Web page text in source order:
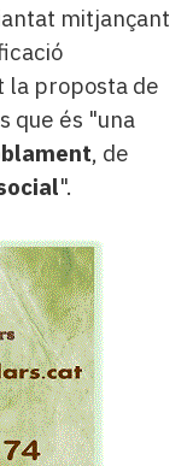
mitjançant
la proposta de
que és "una
, de
".